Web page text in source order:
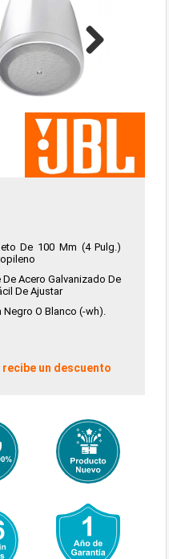
Next
De 100 Mm (4 Pulg.)
De Acero Galvanizado De
De Ajustar
O Blanco (-wh).
un descuento